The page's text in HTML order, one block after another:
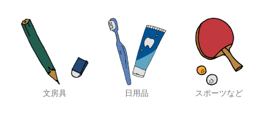
文房具 日用品 スポーツなど